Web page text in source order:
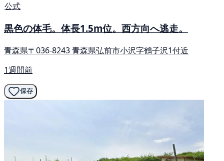
公式
黒色の体毛。体長1.5m位。西方向へ逃走。
青森県〒036-8243 青森県弘前市小沢字鶴子沢1付近
1週間前
保存